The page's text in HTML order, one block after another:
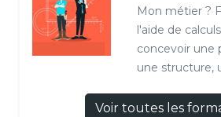
Mon métier ?
l'aide de
concevoir une
une structure,
Voir toutes les